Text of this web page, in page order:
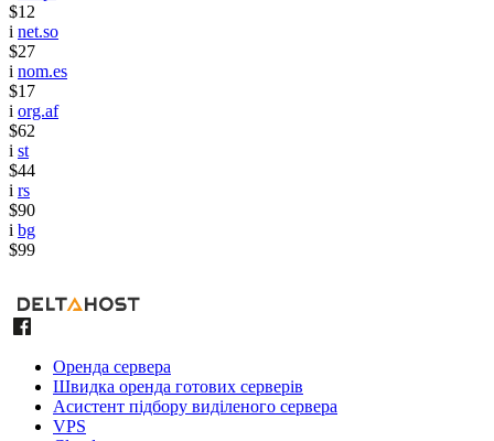
$12
i net.so
$27
i nom.es
$17
i org.af
$62
i st
$44
i rs
$90
i bg
$99
Оренда сервера
Швидка оренда готових серверів
Асистент підбору виділеного сервера
VPS